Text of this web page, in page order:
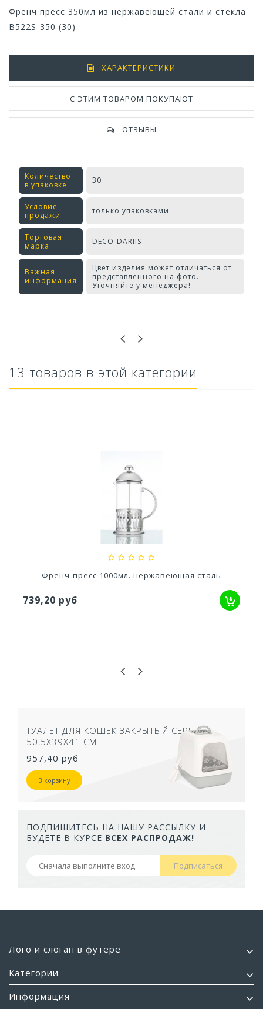
Френч пресс 350мл из нержавеющей стали и стекла
B522S-350 (30)
ХАРАКТЕРИСТИКИ
С ЭТИМ ТОВАРОМ ПОКУПАЮТ
ОТЗЫВЫ
Количество
в упаковке
30
Условие
продажи
только упаковками
Торговая
марка
DECO-DARIIS
Важная
информация
Цвет изделия может отличаться от
представленного на фото.
Уточняйте у менеджера!
Кашпо балконное La Decoro 50см (10л) Цв....
13 товаров в этой категории
Френч-пресс 1000мл. нержавеющая сталь
739,20 руб
ТУАЛЕТ ДЛЯ КОШЕК ЗАКРЫТЫЙ СЕРЫЙ
50,5Х39Х41 СМ
957,40 руб
В корзину
ПОДПИШИТЕСЬ НА НАШУ РАССЫЛКУ И
БУДЕТЕ В КУРСЕ ВСЕХ РАСПРОДАЖ!
Подписаться
Лого и слоган в футере
Категории
Информация